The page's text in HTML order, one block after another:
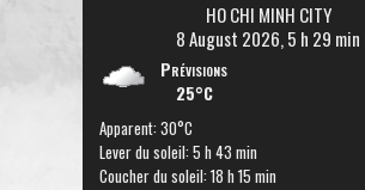
HO CHI MINH CITY
8 August 2026, 5 h 29 min
Prévisions
25°C
Apparent: 30°C
Lever du soleil: 5 h 43 min
Coucher du soleil: 18 h 15 min